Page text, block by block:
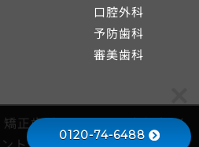
口腔外科
予防歯科
審美歯科
正歯科クリニック 牛久市 イ
0120-74-6488